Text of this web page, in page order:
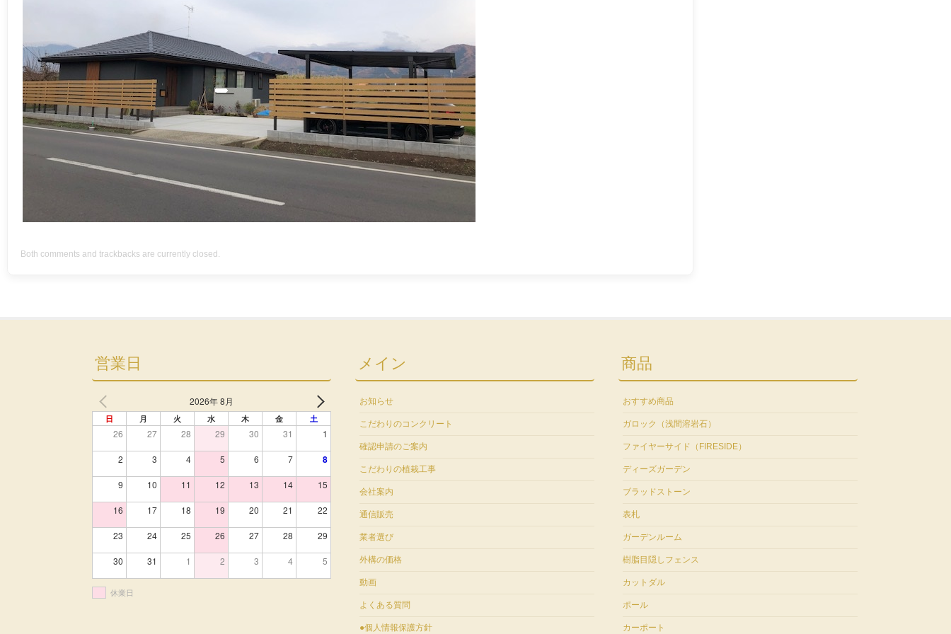
Both comments and trackbacks are currently closed.
営業日
2026年 8月
日 月 火 水 木 金 土
26 27 28 29 30 31 1
2 3 4 5 6 7 8
9 10 11 12 13 14 15
16 17 18 19 20 21 22
23 24 25 26 27 28 29
30 31 1 2 3 4 5
休業日
メイン
お知らせ
こだわりのコンクリート
確認申請のご案内
こだわりの植栽工事
会社案内
通信販売
業者選び
外構の価格
動画
よくある質問
●個人情報保護方針
商品
おすすめ商品
ガロック（浅間溶岩石）
ファイヤーサイド（FIRESIDE）
ディーズガーデン
ブラッドストーン
表札
ガーデンルーム
樹脂目隠しフェンス
カットダル
ポール
カーポート